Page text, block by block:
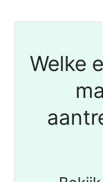
Welke